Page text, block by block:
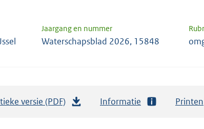
Jaargang en nummer
Waterschapsblad 2026, 15848
versie (PDF) Informatie Printen